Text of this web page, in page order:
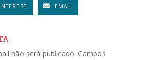
EMAIL
não será publicado. Campos